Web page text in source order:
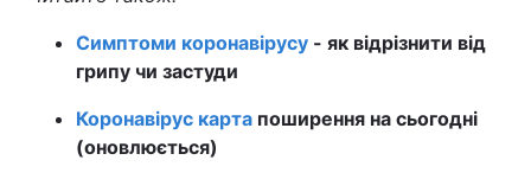
Симптоми коронавірусу - як відрізнити від
грипу чи застуди
Коронавірус карта поширення на сьогодні
(оновлюється)